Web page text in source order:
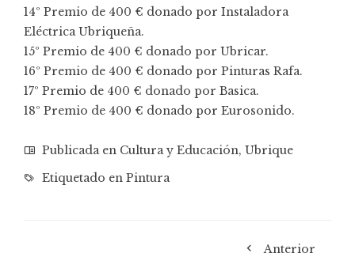
14º Premio de 400 € donado por Instaladora
Eléctrica Ubriqueña.
15º Premio de 400 € donado por Ubricar.
16º Premio de 400 € donado por Pinturas Rafa.
17º Premio de 400 € donado por Basica.
18º Premio de 400 € donado por Eurosonido.
Publicada en Cultura y Educación, Ubrique
Etiquetado en Pintura
Anterior